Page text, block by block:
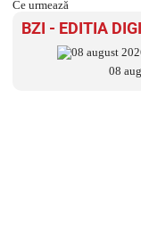
BZI - EDITIA
08